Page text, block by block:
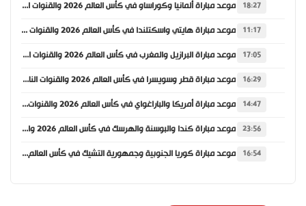
18:27 موعد مباراة ألمانيا وكوراساو في كأس العالم 2026 والقنوات الناقلة
11:17 موعد مباراة هايتي واسكتلندا في كأس العالم 2026 والقنوات الناقلة
17:05 موعد مباراة البرازيل والمغرب في كأس العالم 2026 والقنوات الناقلة
16:29 موعد مباراة قطر وسويسرا في كأس العالم 2026 والقنوات الناقلة
14:47 موعد مباراة أمريكا والباراغواي في كأس العالم 2026 والقنوات الناقلة
23:56 موعد مباراة كندا والبوسنة والهرسك في كأس العالم 2026 والقنوات الناقلة
16:54 موعد مباراة كوريا الجنوبية وجمهورية التشيك في كأس العالم 2026 والقنوات الناقلة